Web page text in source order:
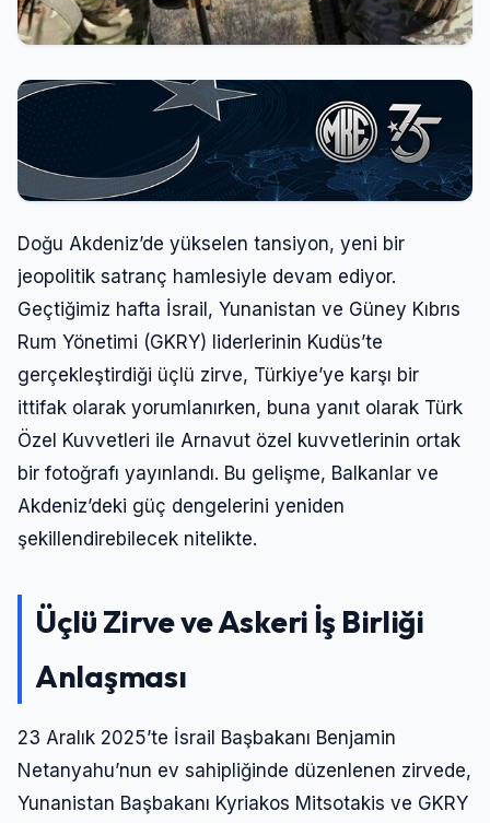
Doğu Akdeniz’de yükselen tansiyon, yeni bir
jeopolitik satranç hamlesiyle devam ediyor.
Geçtiğimiz hafta İsrail, Yunanistan ve Güney Kıbrıs
Rum Yönetimi (GKRY) liderlerinin Kudüs’te
gerçekleştirdiği üçlü zirve, Türkiye’ye karşı bir
ittifak olarak yorumlanırken, buna yanıt olarak Türk
Özel Kuvvetleri ile Arnavut özel kuvvetlerinin ortak
bir fotoğrafı yayınlandı. Bu gelişme, Balkanlar ve
Akdeniz’deki güç dengelerini yeniden
şekillendirebilecek nitelikte.
Üçlü Zirve ve Askeri İş Birliği
Anlaşması
23 Aralık 2025’te İsrail Başbakanı Benjamin
Netanyahu’nun ev sahipliğinde düzenlenen zirvede,
Yunanistan Başbakanı Kyriakos Mitsotakis ve GKRY